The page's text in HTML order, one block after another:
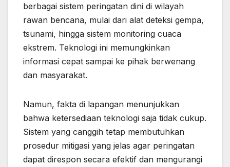
berbagai sistem peringatan dini di wilayah
rawan bencana, mulai dari alat deteksi gempa,
tsunami, hingga sistem monitoring cuaca
ekstrem. Teknologi ini memungkinkan
informasi cepat sampai ke pihak berwenang
dan masyarakat.
Namun, fakta di lapangan menunjukkan
bahwa ketersediaan teknologi saja tidak cukup.
Sistem yang canggih tetap membutuhkan
prosedur mitigasi yang jelas agar peringatan
dapat direspon secara efektif dan mengurangi